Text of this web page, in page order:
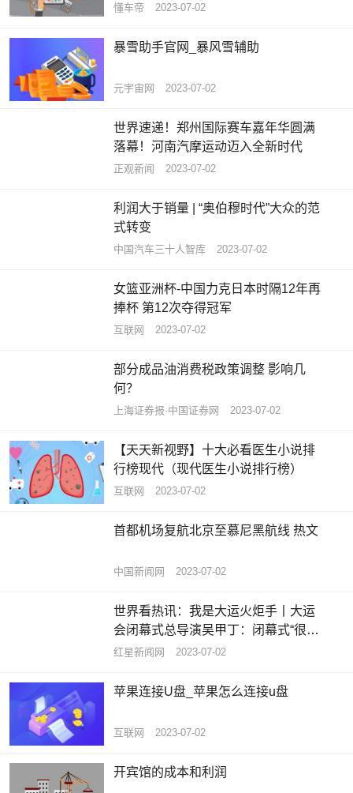
懂车帝 2023-07-02
暴雪助手官网_暴风雪辅助
元宇宙网 2023-07-02
世界速递！郑州国际赛车嘉年华圆满
落幕！河南汽摩运动迈入全新时代
正观新闻 2023-07-02
利润大于销量 | “奥伯穆时代”大众的范
式转变
中国汽车三十人智库 2023-07-02
女篮亚洲杯-中国力克日本时隔12年再
捧杯 第12次夺得冠军
互联网 2023-07-02
部分成品油消费税政策调整 影响几
何？
上海证券报·中国证券网 2023-07-02
【天天新视野】十大必看医生小说排
行榜现代（现代医生小说排行榜）
互联网 2023-07-02
首都机场复航北京至慕尼黑航线 热文
中国新闻网 2023-07-02
世界看热讯：我是大运火炬手丨大运
会闭幕式总导演吴甲丁：闭幕式“很成
都”，定位就是让世界记住成都人
红星新闻网 2023-07-02
苹果连接U盘_苹果怎么连接u盘
互联网 2023-07-02
开宾馆的成本和利润